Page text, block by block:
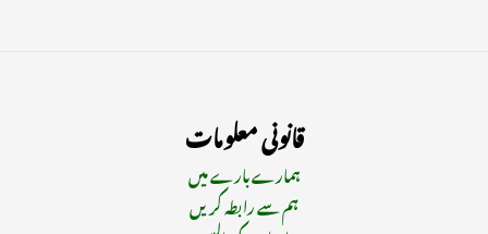
قانونی معلومات
ہمارے بارے میں
ہم سے رابطہ کریں